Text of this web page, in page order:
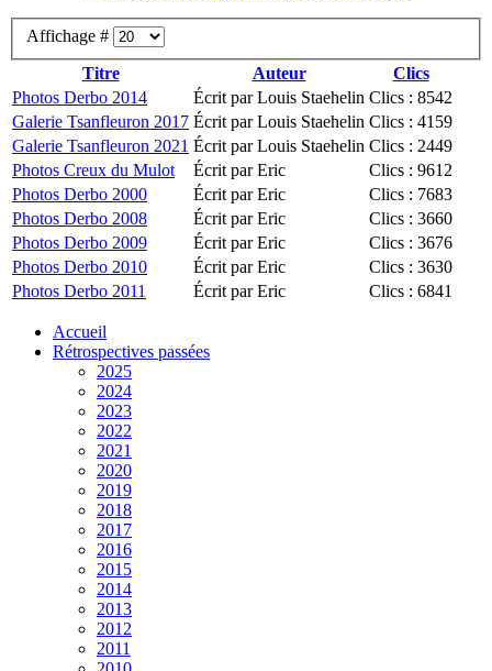
Affichage #
Titre
Auteur
Clics
Photos Derbo 2014
Écrit par Louis Staehelin Clics : 8542
Galerie Tsanfleuron 2017 Écrit par Louis Staehelin Clics : 4159
Galerie Tsanfleuron 2021 Écrit par Louis Staehelin Clics : 2449
Photos Creux du Mulot
Écrit par Eric
Clics : 9612
Photos Derbo 2000
Écrit par Eric
Clics : 7683
Photos Derbo 2008
Écrit par Eric
Clics : 3660
Photos Derbo 2009
Écrit par Eric
Clics : 3676
Photos Derbo 2010
Écrit par Eric
Clics : 3630
Photos Derbo 2011
Écrit par Eric Clics : 6841
Accueil
Rétrospectives passées
2025
2024
2023
2022
2021
2020
2019
2018
2017
2016
2015
2014
2013
2012
2011